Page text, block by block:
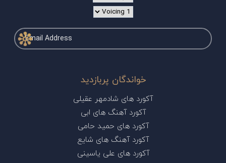
خواندگان پربازدید
آکورد های شادمهر عقیلی
آکورد آهنگ های ابی
آکورد های حمید حامی
آکورد آهنگ های شایع
آکورد های علی یاسینی